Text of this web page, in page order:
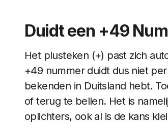
Duidt een +49
Het plusteken (+) past zich
+49 nummer duidt dus niet
bekenden in Duitsland hebt.
of terug te bellen. Het is
oplichters, ook al is de kans